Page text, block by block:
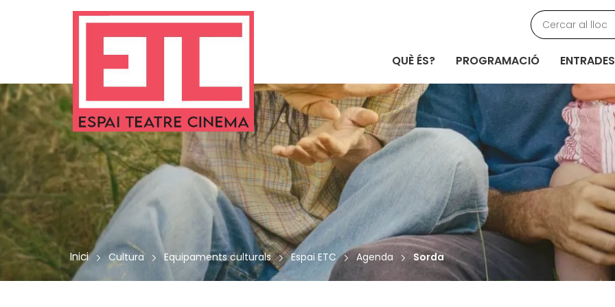
al contingut
la navegació
de contacte
QUÈ ÉS? PROGRAMACIÓ ENTRADES
Inici Cultura Equipaments culturals Espai ETC Agenda Sorda